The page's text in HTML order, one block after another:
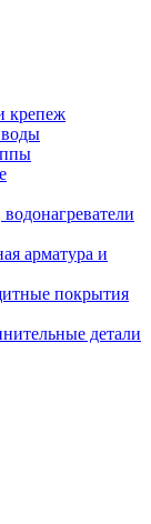
крепеж
арматура и
покрытия
детали